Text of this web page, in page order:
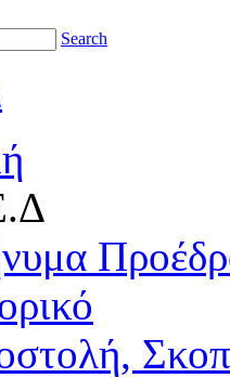
Search